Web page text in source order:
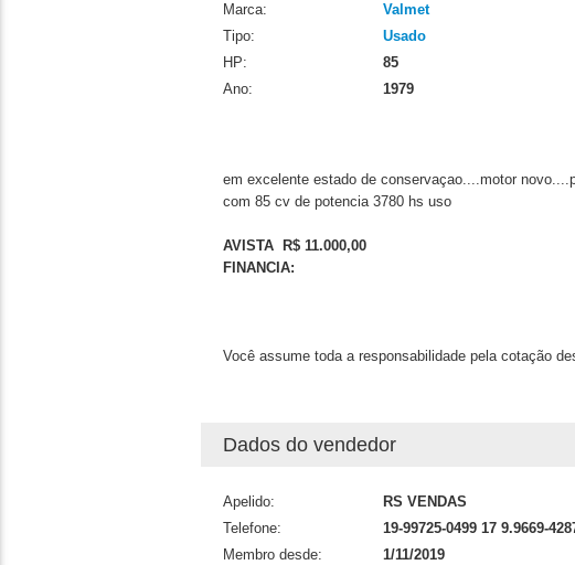
Marca:
Valmet
Tipo:
Usado
HP:
85
Ano:
1979
em excelente estado de conservaçao....motor
com 85 cv de potencia 3780 hs uso
AVISTA R$ 11.000,00
FINANCIA:
Você assume toda a responsabilidade pela cotação
Dados do vendedor
Apelido:
RS VENDAS
Telefone:
19-99725-0499 17 9.9669-
Membro desde:
1/11/2019